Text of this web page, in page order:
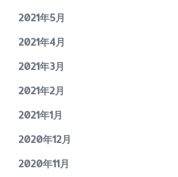
2021年5月
2021年4月
2021年3月
2021年2月
2021年1月
2020年12月
2020年11月